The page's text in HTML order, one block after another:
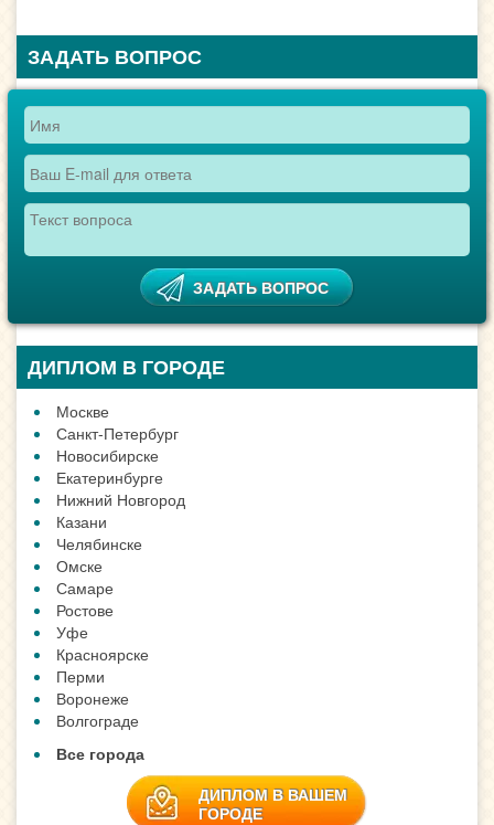
ЗАДАТЬ ВОПРОС
ДИПЛОМ В ГОРОДЕ
Москве
Санкт-Петербург
Новосибирске
Екатеринбурге
Нижний Новгород
Казани
Челябинске
Омске
Самаре
Ростове
Уфе
Красноярске
Перми
Воронеже
Волгограде
Все города
ДИПЛОМ В ВАШЕМ
ГОРОДЕ